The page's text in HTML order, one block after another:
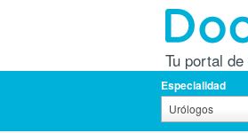
Tu portal de
Especialidad
Urólogos